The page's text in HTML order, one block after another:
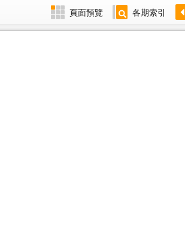
頁面預覽 各期索引